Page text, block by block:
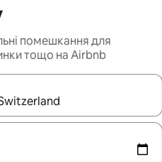
помешкання для
тощо на Airbnb
пошуку, використовуйте